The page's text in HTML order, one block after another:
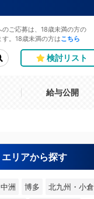
ご応募は、18歳未満の方の
。18歳未満の方は こちら
検討リスト
給与公開
エリアから探す
中洲 博多 北九州・小倉